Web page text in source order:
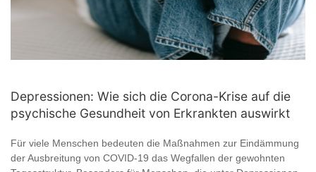
Depressionen: Wie sich die Corona-Krise auf die
psychische Gesundheit von Erkrankten auswirkt
Für viele Menschen bedeuten die Maßnahmen zur Eindämmung
der Ausbreitung von COVID-19 das Wegfallen der gewohnten